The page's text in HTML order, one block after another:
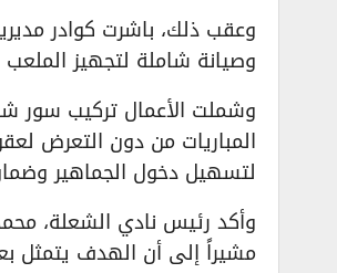
وعقب ذلك، باشرت كوادر
وصيانة شاملة لتجهيز الملعب
وشملت الأعمال تركيب سور
المباريات من دون التعرض
لتسهيل دخول الجماهير
وأكد رئيس نادي الشعلة،
مشيراً إلى أن الهدف يتمثل